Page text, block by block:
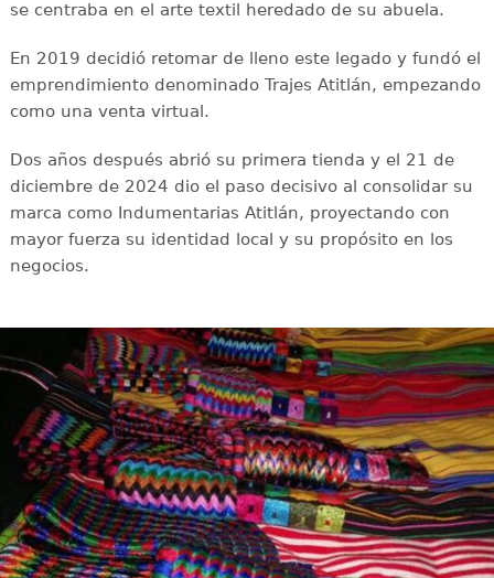
se centraba en el arte textil heredado de su abuela.
En 2019 decidió retomar de lleno este legado y fundó el
emprendimiento denominado Trajes Atitlán, empezando
como una venta virtual.
Dos años después abrió su primera tienda y el 21 de
diciembre de 2024 dio el paso decisivo al consolidar su
marca como Indumentarias Atitlán, proyectando con
mayor fuerza su identidad local y su propósito en los
negocios.